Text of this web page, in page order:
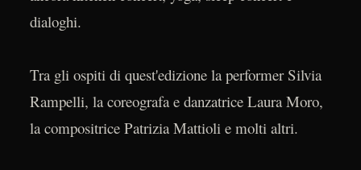
dialoghi.
Tra gli ospiti di quest'edizione la performer Silvia
Rampelli, la coreografa e danzatrice Laura Moro,
la compositrice Patrizia Mattioli e molti altri.